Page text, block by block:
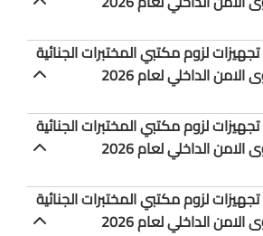
(16) - تجهيزات لزوم مكتبي المختبرات الجنائية
الداخلي لعام 2026
(17) - تجهيزات لزوم مكتبي المختبرات الجنائية
الداخلي لعام 2026
(18) - تجهيزات لزوم مكتبي المختبرات الجنائية
الداخلي لعام 2026